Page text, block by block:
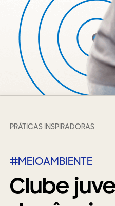
PRÁTICAS INSPIRADORAS
#MEIOAMBIENTE
Clube